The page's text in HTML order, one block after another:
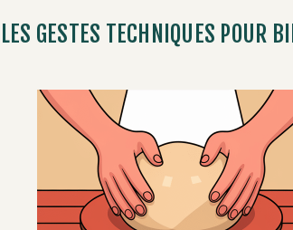
LES GESTES TECHNIQUES POUR